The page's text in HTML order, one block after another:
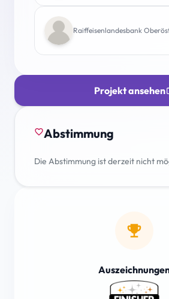
Raiffeisenlandesbank
Projekt ansehen
favorite_borderAbstimmung
Die Abstimmung ist derzeit nicht
emoji_events